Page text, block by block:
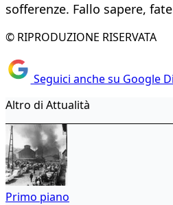
sofferenze. Fallo sapere,
© RIPRODUZIONE RISERVATA
Seguici anche su Google
Altro di Attualità
Primo piano